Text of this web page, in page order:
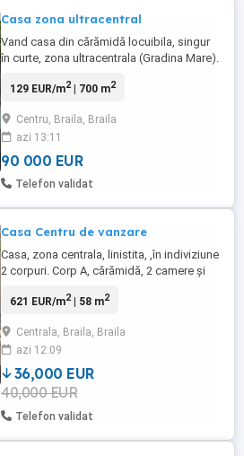
Casa zona ultracentral
Vand casa din cărămidă locuibila, singur
în curte, zona ultracentrala (Gradina Mare).
magazie ,garaj, deschidere 10ml,
este de 176mp. Casa are toate utilitatile,
tamplarie termopan, centrala termica.
129 EUR/m2| 700 m2
Centru, Braila, Braila
azi 13:11
90 000 EUR
Telefon validat
Casa Centru de vanzare
Casa, zona centrala, linistita, ,în indiviziune
2 corpuri. Corp A, cărămidă, 2 camere și
2026, corp B, camera, baie și bucătărie.
621 EUR/m2| 58 m2
Centrala, Braila, Braila
azi 12:09
36,000 EUR
40,000 EUR
Telefon validat